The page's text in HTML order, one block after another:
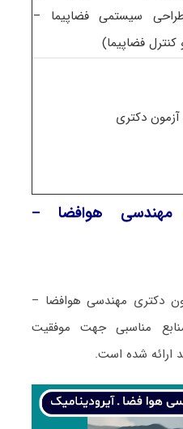
۷- (طراحی سیستمی فضاپیما –
کنترل فضاپیما)
دکتری
مهندسی هوافضا –
دکتری مهندسی هوافضا –
مناسبی جهت موفقیت
ارائه شده است.